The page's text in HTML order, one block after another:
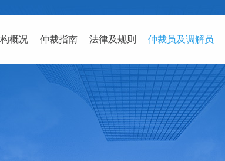
概况 仲裁指南 法律及规则 仲裁员及调解员